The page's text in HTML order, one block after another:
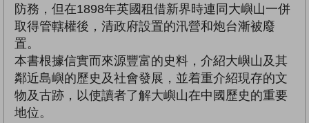
防務，但在1898年英國租借新界時連同大嶼山一併
取得管轄權後，清政府設置的汛營和炮台漸被廢
置。
本書根據信實而來源豐富的史料，介紹大嶼山及其
鄰近島嶼的歷史及社會發展，並着重介紹現存的文
物及古跡，以使讀者了解大嶼山在中國歷史的重要
地位。